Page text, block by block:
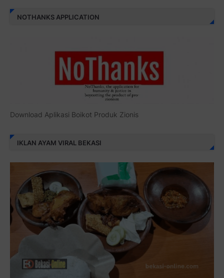
NOTHANKS APPLICATION
Download Aplikasi Boikot Produk Zionis
IKLAN AYAM VIRAL BEKASI